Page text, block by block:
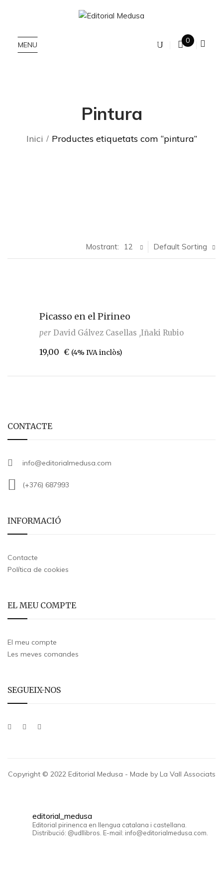
MENU 0
Pintura
Inici Productes etiquetats com “pintura”
Default Sorting
Mostrant: 12
Picasso en el Pirineo
per David Gálvez Casellas Iñaki Rubio
19,00 € (4% IVA inclòs)
CONTACTE
info@editorialmedusa.com
(+376) 687993
INFORMACIÓ
Contacte
Política de cookies
EL MEU COMPTE
El meu compte
Les meves comandes
SEGUEIX-NOS
Copyright © 2022 Editorial Medusa - Made by La Vall Associats
editorial_medusa
Editorial pirinenca en llengua catalana i castellana.
Distribució: @udllibros. E-mail: info@editorialmedusa.com.